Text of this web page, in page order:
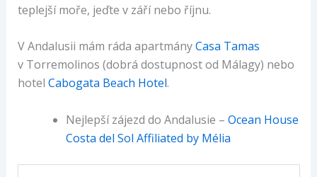
teplejší moře, jeďte v září nebo říjnu.
V Andalusii mám ráda apartmányCasa Tamas
v Torremolinos (dobrá dostupnost od Málagy) nebo
hotel Cabogata Beach Hotel.
Nejlepší zájezd do Andalusie – Ocean House
Costa del Sol Affiliated by Mélia